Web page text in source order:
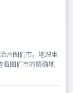
州图们市。地理坐
看图们市的精确地